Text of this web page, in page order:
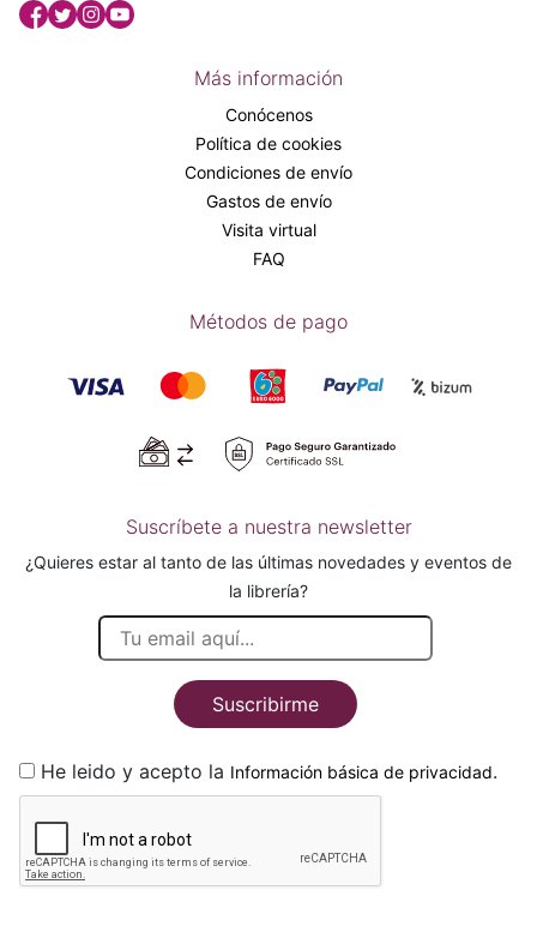
Más información
Conócenos
Política de cookies
Condiciones de envío
Gastos de envío
Visita virtual
FAQ
Métodos de pago
Suscríbete a nuestra newsletter
¿Quieres estar al tanto de las últimas novedades y eventos de
la librería?
Suscribirme
He leido y acepto la Información básica de privacidad.